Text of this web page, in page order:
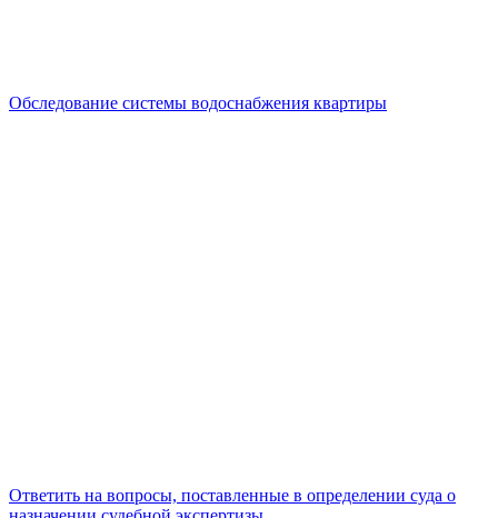
Обследование системы водоснабжения квартиры
Ответить на вопросы, поставленные в определении суда о